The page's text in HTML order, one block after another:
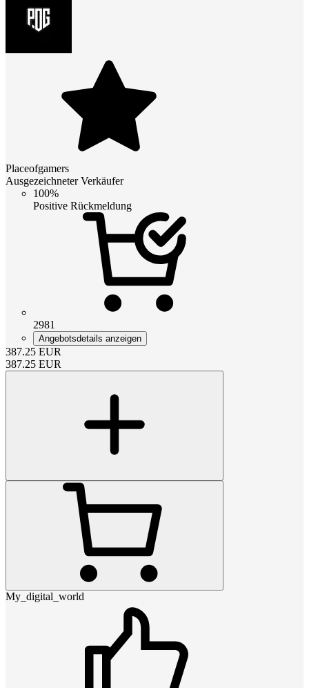
Placeofgamers
Ausgezeichneter Verkäufer
100%
Positive Rückmeldung
2981
Angebotsdetails anzeigen
387.25 EUR
387.25 EUR
My_digital_world